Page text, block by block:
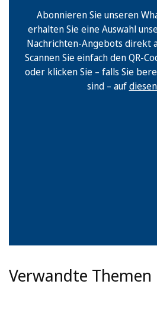
Abonnieren Sie unseren
erhalten Sie eine Auswahl
Nachrichten-Angebots direkt
Scannen Sie einfach den QR-
oder klicken Sie – falls Sie
sind – auf
Verwandte Themen